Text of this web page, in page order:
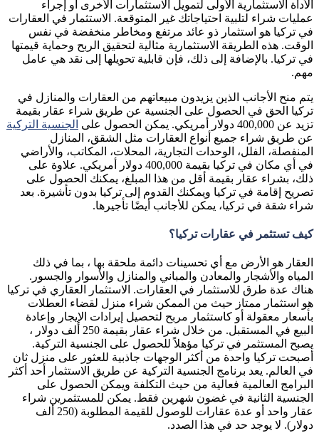
الأداة الاستثمارية الأولى لتمويل الاستثمارات الأخرى أو إجراء
عمليات شراء لتلبية احتياجاتك غير المتوقعة. الاستثمار في العقارات
في تركيا هو استثمار ذو عائد مرتفع ومخاطر منخفضة في نفس
الوقت. هذه الطريقة الاستثمارية مثالية لتحقيق الربح وحماية قيمتها
في تركيا. بالإضافة إلى ذلك، فإن قابلية تحويلها إلى نقد هي عامل
مهم.
يتم منح الأجانب الذين يزيدون مبيعاتهم من العقارات والمنازل في
تركيا الحق في الحصول على الجنسية عن طريق شراء عقار بقيمة
تزيد عن 400,000 دولار أمريكي. يمكن الحصول على
الجنسية التركية
عن طريق شراء جميع أنواع العقارات مثل الشقق، المنازل
المنفصلة، الفلل، الوحدات التجارية، المحلات، المكاتب، والأراضي
في أي مكان في تركيا بقيمة 400,000 دولار أمريكي. علاوة على
ذلك، بشراء عقار بقيمة أقل من هذا المبلغ، يمكنك الحصول على
تصريح إقامة في تركيا ويمكنك القدوم إلى تركيا بدون تأشيرة. بعد
شراء شقة في تركيا، يمكن للأجانب أيضًا تأجيرها.
كيف تستثمر في عقاراتتركيا؟
العقار هو الأرض مع أي تحسينات دائمة ملحقة بها ، بما في ذلك
المياه والأشجار والمعادن والمباني والمنازل والأسوار والجسور.
هناك عدة طرق للاستثمار في العقارات. الاستثمار العقاري في تركيا
هو استثمار ممتاز حيث من الممكن شراء منزل لقضاء العطلات
بأسعار معقولة أو كاستثمار مربح لتحصيل إيرادات الإيجار وإعادة
البيع في المستقبل. من خلال شراء عقار بقيمة 250 ألف دولار ،
يصبح المستثمر في تركيا مؤهلاً للحصول على الجنسية التركية.
أصبحت تركيا واحدة من أكثر الوجهات جاذبية للعثور على منزل ثان
في العالم. يعد برنامج الجنسية التركية عن طريق الاستثمار أحد أكثر
البرامج العالمية فعالية من حيث التكلفة ويمكن الحصول على
الجنسية الثانية في غضون شهرين فقط. يمكن للمستثمرين شراء
عقار واحد أو عدة عقارات للوصول للقيمة المطلوبة (250 ألف
دولار). لا يوجد حد في هذا الصدد.